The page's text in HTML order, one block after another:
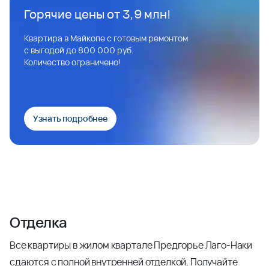
Горячие цены от 3,9 млн!
Квартира в Майкопе с готовым ремонтом
с выгодой до 800 000 руб.
Количество ограничено!
Узнать подробнее
Отделка
Все квартиры в жилом квартале Предгорье Лаго-Наки
сдаются с полной внутренней отделкой. Получайте